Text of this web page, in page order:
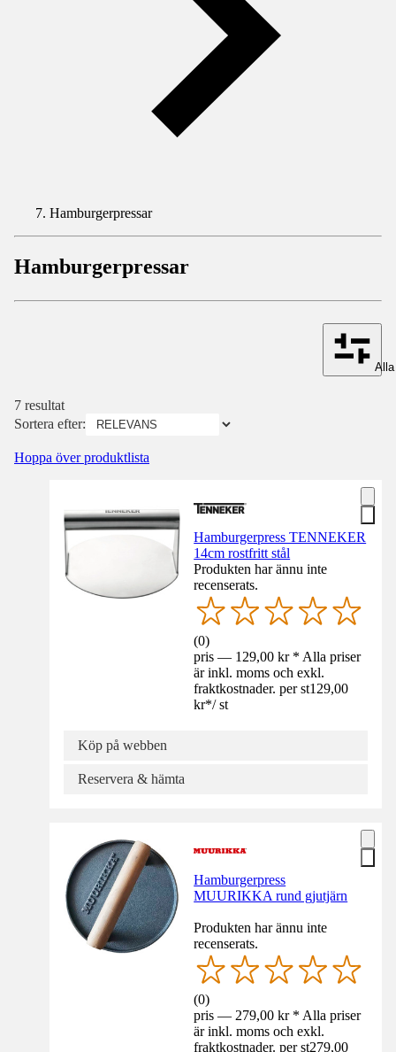
Hamburgerpressar
Hamburgerpressar
7 resultat
Sortera efter:
Hoppa över produktlista
Hamburgerpress TENNEKER
14cm rostfritt stål
Produkten har ännu inte
recenserats.
(0)
pris — 129,00 kr * Alla priser
är inkl. moms och exkl.
fraktkostnader. per st129,00
kr*/ st
Köp på webben
Reservera & hämta
Hamburgerpress
MUURIKKA rund gjutjärn
Produkten har ännu inte
recenserats.
(0)
pris — 279,00 kr * Alla priser
är inkl. moms och exkl.
fraktkostnader. per st279,00